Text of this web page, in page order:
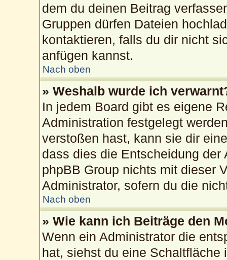
dem du deinen Beitrag
Gruppen dürfen Dateien
kontaktieren, falls du dir nicht
anfügen kannst.
Nach oben
» Weshalb wurde ich
In jedem Board gibt es eigene
Administration festgelegt
verstoßen hast, kann sie dir
dass dies die Entscheidung
phpBB Group nichts mit dieser
Administrator, sofern du die
Nach oben
» Wie kann ich Beiträge den
Wenn ein Administrator die
hat, siehst du eine